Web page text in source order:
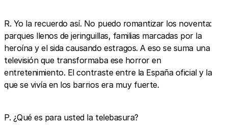
R. Yo la recuerdo así. No puedo romantizar los noventa:
parques llenos de jeringuillas, familias marcadas por la
heroína y el sida causando estragos. A eso se suma una
televisión que transformaba ese horror en
entretenimiento. El contraste entre la España oficial y la
que se vivía en los barrios era muy fuerte.
P. ¿Qué es para usted la telebasura?